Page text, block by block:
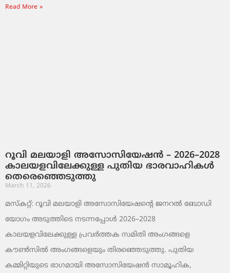
Read More »
റൂവി മലയാളി അസോസിയേഷൻ – 2026–2028
കാലയളവിലേക്കുള്ള പുതിയ ഭാരവാഹികൾ
തെരെഞ്ഞെടുത്തു
March 11, 2026
മസ്കറ്റ്: റൂവി മലയാളി അസോസിയേഷന്റെ ജനറൽ ബോഡി
യോഗം അടുത്തിടെ നടന്നപ്പോൾ 2026–2028
കാലയളവിലേക്കുള്ള പ്രവർത്തക സമിതി അംഗങ്ങളെ
കൗൺസിൽ അംഗങ്ങളെയും തിരഞ്ഞെടുത്തു. പുതിയ
കമ്മിറ്റിയുടെ ഭാഗമായി അസോസിയേഷൻ സാമൂഹിക,